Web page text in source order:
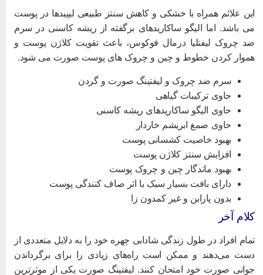
علائم همراه با خشکی و کاهش سنتز طبیعی لیپیدها در پوست
باشد. اما الیگو ساکاریدهای برگفته از ریشه کاسنی در سرم
چروک لیفتلیا درمال فوکوس، باعث تقویت کلاژن پوست و
کردن خطوط و چین و چروک های پوست صورت می شود.
سرم ضد چروک و لیفتینگ صورت و گردن
حاوی ترکیبات گیاهی
حاوی الیگو ساکاریدهای ریشه کاسنی
حاوی صمغ ابریشم خاردار
بهبود خاصیت کشسانی پوست
افزایش سنتز کلاژن پوست
بهبود ماندگار چین و چروک پوست
دارای بافت بسیار سبک با اثر صاف کنندگی پوست
بدون پارابن و غیر کمدون زا
آخر
افراد در طول زندگی شادابی چهره خود را به دلایل متعددی از
می‌دهند و ممکن است راه‌های زیادی را برای برگرداندن
صورت خود امتحان کنند. لیفتینگ صورت یکی از موثرترین